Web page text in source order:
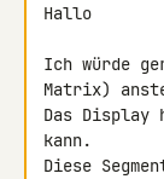
Hallo
Ich würde
Matrix)
Das Display
kann.
Diese